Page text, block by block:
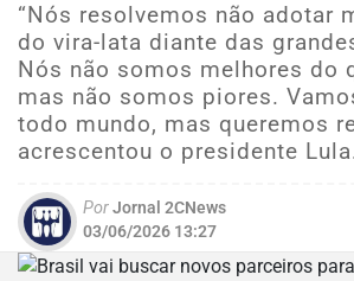
“Nós resolvemos não adotar
do vira-lata diante das
Nós não somos melhores do
mas não somos piores.
todo mundo, mas queremos
acrescentou o presidente
PorJornal 2CNews
03/06/2026 13:27